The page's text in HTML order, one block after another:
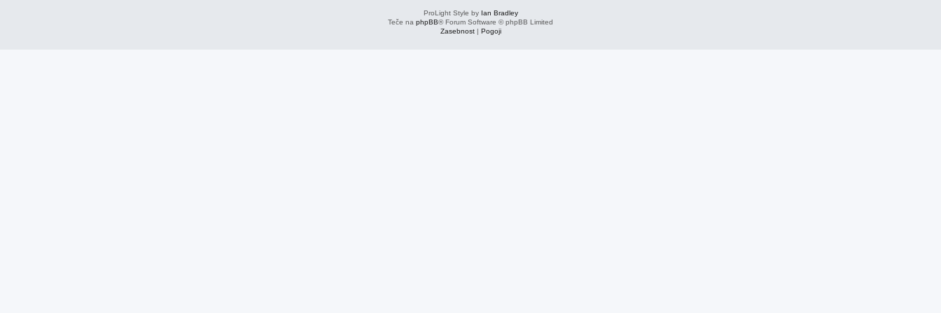
ProLight Style by Ian Bradley
Teče na phpBB® Forum Software © phpBB Limited
Zasebnost| Pogoji